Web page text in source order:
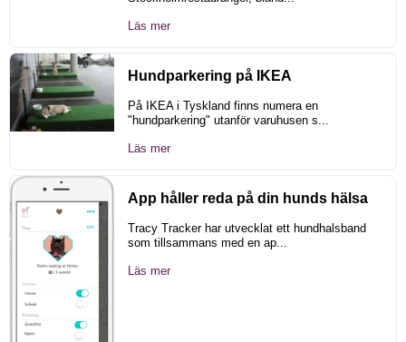
Läs mer
Hundparkering på IKEA
På IKEA i Tyskland finns numera en
"hundparkering" utanför varuhusen s...
Läs mer
App håller reda på din hunds hälsa
Tracy Tracker har utvecklat ett hundhalsband
som tillsammans med en ap...
Läs mer